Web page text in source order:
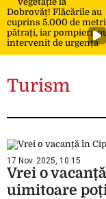
Turism
17 Nov. 2025, 10:15
Vrei o
uimitoare